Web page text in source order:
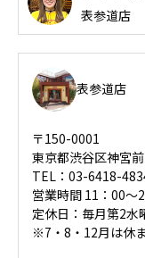
表参道店
表参道店
〒150-0001
東京都渋谷区神宮
TEL：03-6418-
営業時間 11：00～
定休日：毎月第2水
※7・8・12月は休